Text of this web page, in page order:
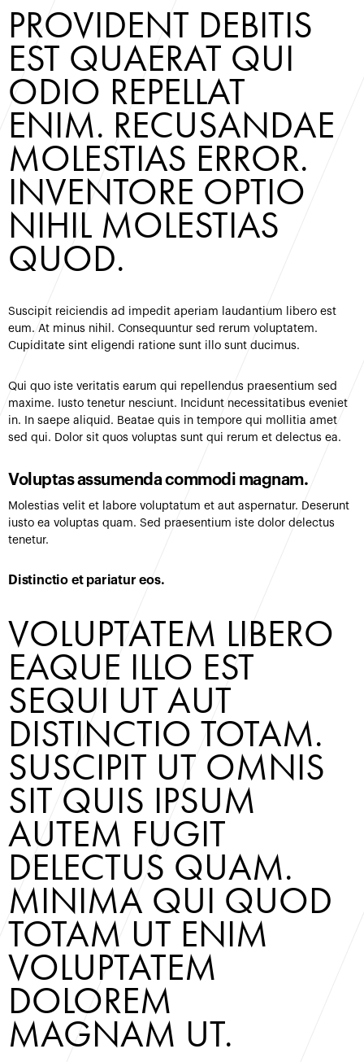
PROVIDENT DEBITIS
EST QUAERAT QUI
ODIO REPELLAT
ENIM. RECUSANDAE
MOLESTIAS ERROR.
INVENTORE OPTIO
NIHIL MOLESTIAS
QUOD.
Suscipit reiciendis ad impedit aperiam laudantium libero est
eum. At minus nihil. Consequuntur sed rerum voluptatem.
Cupiditate sint eligendi ratione sunt illo sunt ducimus.
Qui quo iste veritatis earum qui repellendus praesentium sed
maxime. Iusto tenetur nesciunt. Incidunt necessitatibus eveniet
in. In saepe aliquid. Beatae quis in tempore qui mollitia amet
sed qui. Dolor sit quos voluptas sunt qui rerum et delectus ea.
Voluptas assumenda commodi magnam.
Molestias velit et labore voluptatum et aut aspernatur. Deserunt
iusto ea voluptas quam. Sed praesentium iste dolor delectus
tenetur.
Distinctio et pariatur eos.
VOLUPTATEM LIBERO
EAQUE ILLO EST
SEQUI UT AUT
DISTINCTIO TOTAM.
SUSCIPIT UT OMNIS
SIT QUIS IPSUM
AUTEM FUGIT
DELECTUS QUAM.
MINIMA QUI QUOD
TOTAM UT ENIM
VOLUPTATEM
DOLOREM
MAGNAM UT.